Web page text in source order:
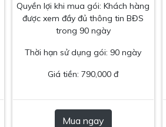
Quyền lợi khi mua gói: Khách hàng
được xem đầy đủ thông tin BĐS
trong 90 ngày
Thời hạn sử dụng gói: 90 ngày
Giá tiền: 790,000 đ
Mua ngay